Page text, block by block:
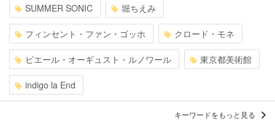
SUMMER SONIC 堀ちえみ
フィンセント・ファン・ゴッホ クロード・モネ
ピエール・オーギュスト・ルノワール 東京都美術館
indigo la End
キーワードをもっと見る